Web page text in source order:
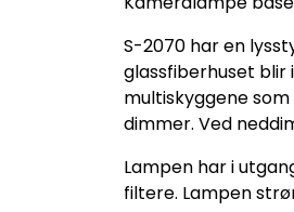
S-2070 har en
glassfiberhuset blir
multiskyggene
dimmer. Ved
Lampen har i
filtere. Lampen